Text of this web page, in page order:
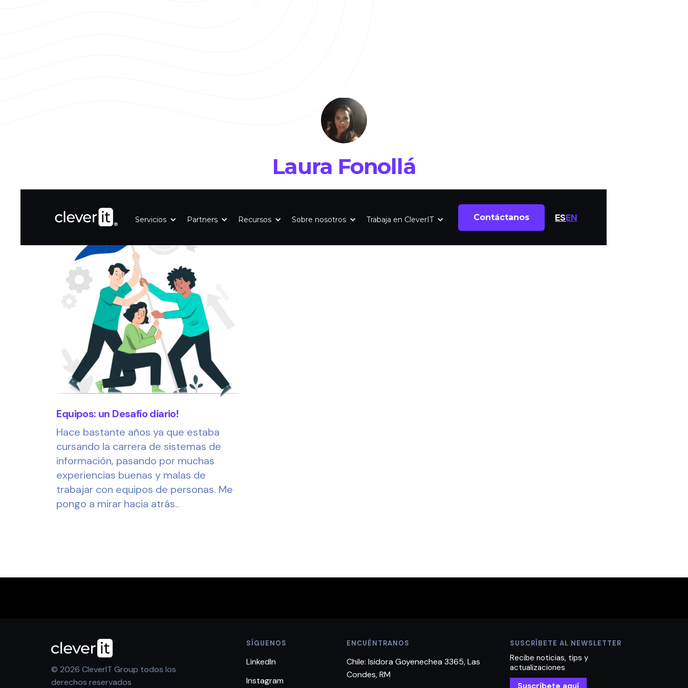
Laura Fonollá
Servicios Partners Recursos Sobre nosotros Trabaja en CleverIT Contáctanos ESEN
Equipos: un Desafío diario!
Hace bastante años ya que estaba
cursando la carrera de sistemas de
información, pasando por muchas
experiencias buenas y malas de
trabajar con equipos de personas. Me
pongo a mirar hacia atrás..
© 2026 CleverIT Group todos los
derechos reservados
SÍGUENOS
LinkedIn
Instagram
ENCUÉNTRANOS
Chile: Isidora Goyenechea 3365, Las
Condes, RM
SUSCRÍBETE AL NEWSLETTER
Recibe noticias, tips y
actualizaciones